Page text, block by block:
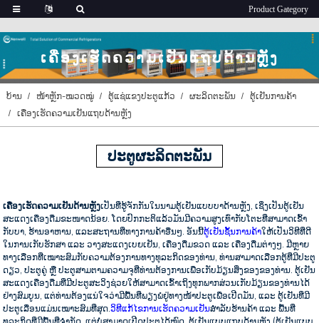
ເຄື່ອງເຮັດຄວາມເຢັນແຖບດ້ານຫຼັງ
ບ້ານ ໜ້າຫຼັກ-ໝວດໝູ່ ຕູ້ແຊ່ແຂງປະຕູແກ້ວ ຜະລິດຕະພັນ
ຕູ້ເຢັນການຄ້າ
ເຄື່ອງເຮັດຄວາມເຢັນແຖບດ້ານຫຼັງ
ປະຕູຜະລິດຕະພັນ
ເຄື່ອງເຮັດຄວາມເຢັນດ້ານຫຼັງເປັນທີ່ຮູ້ຈັກກັນໃນນາມຕູ້ເຢັນແບບບາດ້ານຫຼັງ, ເຊິ່ງເປັນຕູ້ເຢັນ
ສະແດງເຄື່ອງດື່ມຂະໜາດນ້ອຍ. ໂດຍປົກກະຕິແລ້ວມັນມີຄວາມສູງເທົ່າກັບໂຕະທີ່ສາມາດເຂົ້າ
ກັບບາ, ຮ້ານອາຫານ, ແລະສະຖານທີ່ທາງການຄ້າອື່ນໆ. ອັນນີ້ຕູ້ເຢັນຊັ້ນການຄ້າໃຫ້ເປັນວິທີທີ່ດີ
ໃນການເກັບຮັກສາ ແລະ ວາງສະແດງເບຍເຢັນ, ເຄື່ອງດື່ມຂວດ ແລະ ເຄື່ອງດື່ມຕ່າງໆ. ມີຫຼາຍ
ທາງເລືອກທີ່ເໝາະສົມກັບຄວາມຕ້ອງການທາງທຸລະກິດຂອງທ່ານ, ທ່ານສາມາດເລືອກຕູ້ທີ່ມີປະຕູ
ດຽວ, ປະຕູຄູ່ ຫຼື ປະຕູສາມຕາມຄວາມຈຸທີ່ທ່ານຕ້ອງການເພື່ອເກັບມ້ຽນສິ່ງຂອງຂອງທ່ານ. ຕູ້ເຢັນ
ສະແດງເຄື່ອງດື່ມທີ່ມີປະຕູສະວິງຊ່ວຍໃຫ້ສາມາດເຂົ້າເຖິງທຸກພາກສ່ວນເກັບມ້ຽນຂອງທ່ານໄດ້
ຢ່າງສົມບູນ, ແຕ່ທ່ານຕ້ອງແນ່ໃຈວ່າມີພື້ນທີ່ພຽງພໍຢູ່ທາງໜ້າປະຕູເພື່ອເປີດມັນ, ແລະ ຕູ້ເຢັນທີ່ມີ
ປະຕູເລື່ອນແມ່ນເໝາະສົມທີ່ສຸດ.ວິທີແກ້ໄຂການເຮັດຄວາມເຢັນສຳລັບຮ້ານຄ້າ ແລະ ພື້ນທີ່